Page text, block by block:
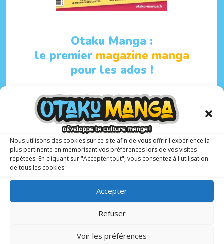
Nous utilisons des cookies sur ce site afin de vous offrir l'expérience la
plus pertinente en mémorisant vos préférences lors de vos visites
répétées. En cliquant sur "Accepter tout", vous consentez à l'utilisation
de tous les cookies.
Accepter
Refuser
Voir les préférences
Otaku Manga :
le premier magazine manga
pour les ados !
6 N° PAR AN 10-17 ANS
Avec à sa tête un rédacteur en chef spécialisé et
expérimenté,Matthieu Pinon, Otaku Manga présente
une sélection demangas, animés et webtoonsadaptés
Ce magazine bimestriel propose aussi un
tutoriels(dessins, calligraphie, recettes de cuisine…)
des adolescents (entre 10 et 17 ans) dans un magazine